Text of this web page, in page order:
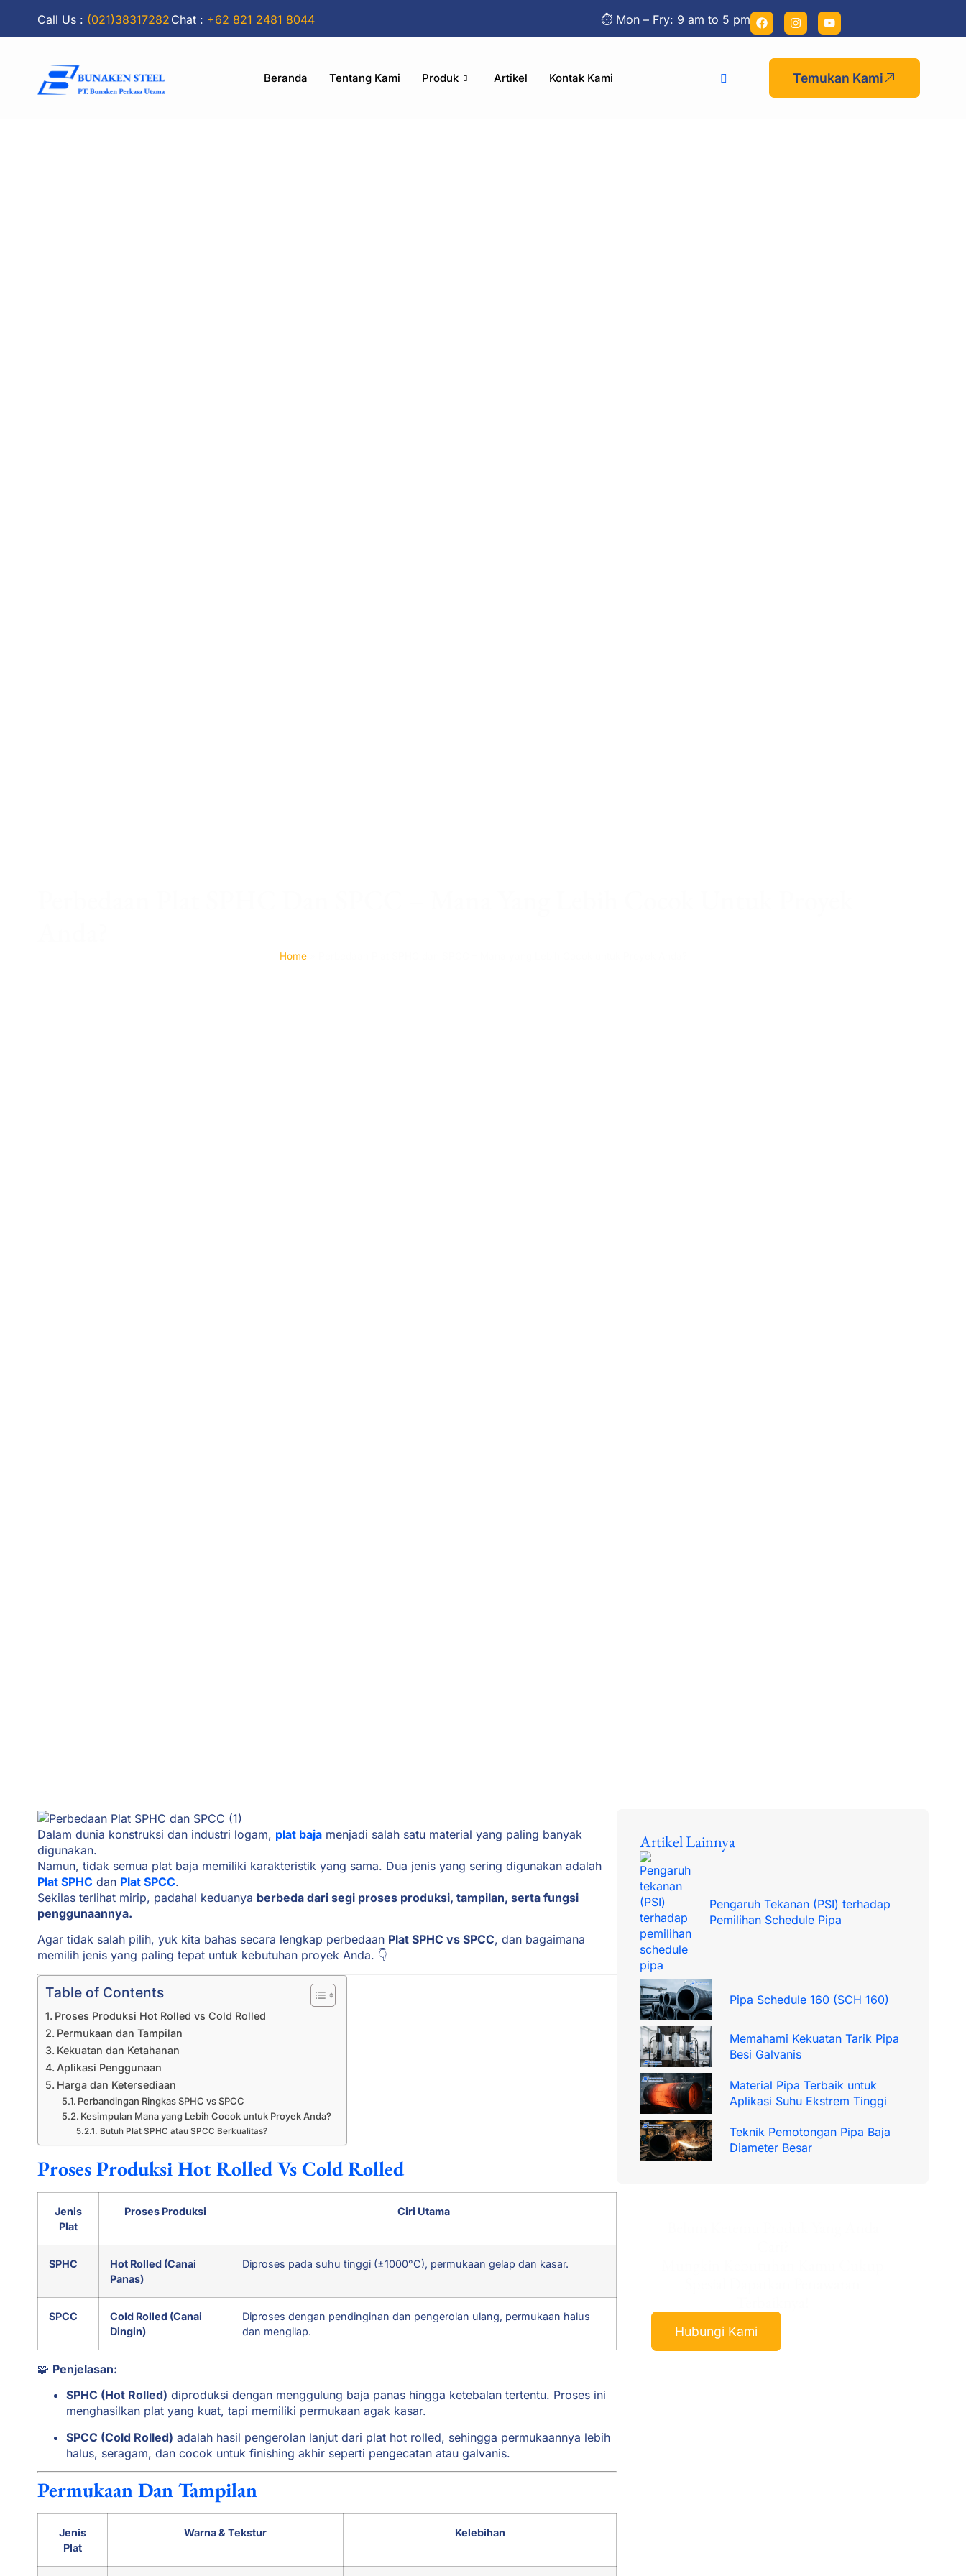
Call Us : (021)38317282 Chat : +62 821 2481 8044 ⏱︎ Mon – Fry: 9 am to 5 pm
Beranda Tentang Kami Produk Artikel Kontak Kami Temukan Kami
Home»
Dalam dunia konstruksi dan industri logam, plat baja menjadi salah satu material yang paling banyak
digunakan.
Namun, tidak semua plat baja memiliki karakteristik yang sama. Dua jenis yang sering digunakan adalah
Plat SPHC dan Plat SPCC.
Sekilas terlihat mirip, padahal keduanya berbeda dari segi proses produksi, tampilan, serta fungsi
penggunaannya.
Agar tidak salah pilih, yuk kita bahas secara lengkap perbedaan Plat SPHC vs SPCC, dan bagaimana
memilih jenis yang paling tepat untuk kebutuhan proyek Anda. 👇
Table of Contents
Proses Produksi Hot Rolled vs Cold Rolled
Permukaan dan Tampilan
Kekuatan dan Ketahanan
Aplikasi Penggunaan
Harga dan Ketersediaan
Perbandingan Ringkas SPHC vs SPCC
Kesimpulan Mana yang Lebih Cocok untuk Proyek Anda?
Butuh Plat SPHC atau SPCC Berkualitas?
Proses Produksi Hot Rolled Vs Cold Rolled
Jenis
Plat
Proses Produksi Ciri Utama
SPHC
Hot Rolled (Canai
Panas)
Diproses pada suhu tinggi (±1000°C), permukaan gelap dan kasar.
SPCC
Cold Rolled (Canai
Dingin)
Diproses dengan pendinginan dan pengerolan ulang, permukaan halus
dan mengilap.
🧩 Penjelasan:
SPHC (Hot Rolled) diproduksi dengan menggulung baja panas hingga ketebalan tertentu. Proses ini
menghasilkan plat yang kuat, tapi memiliki permukaan agak kasar.
SPCC (Cold Rolled) adalah hasil pengerolan lanjut dari plat hot rolled, sehingga permukaannya lebih
halus, seragam, dan cocok untuk finishing akhir seperti pengecatan atau galvanis.
Permukaan Dan Tampilan
Jenis
Plat
Warna & Tekstur Kelebihan
Artikel Lainnya
Pengaruh Tekanan (PSI) terhadap
Pemilihan Schedule Pipa
Pipa Schedule 160 (SCH 160)
Memahami Kekuatan Tarik Pipa
Besi Galvanis
Material Pipa Terbaik untuk
Aplikasi Suhu Ekstrem Tinggi
Teknik Pemotongan Pipa Baja
Diameter Besar
Hubungi Kami